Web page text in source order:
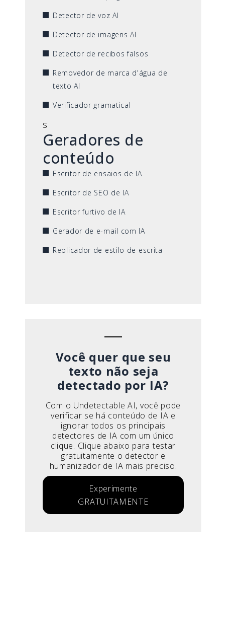
Detector de voz AI
Detector de imagens AI
Detector de recibos falsos
Removedor de marca d'água de
texto AI
Verificador gramatical
s
Geradores de
conteúdo
Escritor de ensaios de IA
Escritor de SEO de IA
Escritor furtivo de IA
Gerador de e-mail com IA
Replicador de estilo de escrita
Você quer que seu
texto não seja
detectado por IA?
Com o Undetectable AI, você pode
verificar se há conteúdo de IA e
ignorar todos os principais
detectores de IA com um único
clique. Clique abaixo para testar
gratuitamente o detector e
humanizador de IA mais preciso.
Experimente
GRATUITAMENTE